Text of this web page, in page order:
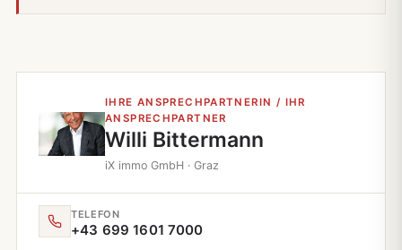
IHRE ANSPRECHPARTNERIN / IHR
ANSPRECHPARTNER
Willi Bittermann
iX immo GmbH · Graz
TELEFON
+43 699 1601 7000